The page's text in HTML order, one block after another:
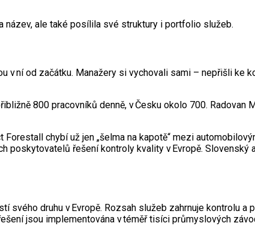
název, ale také posílila své struktury i portfolio služeb.
v ní od začátku. Manažery si vychovali sami – nepřišli
800 pracovníků denně, v Česku okolo 700.
chybí už jen „šelma na kapotě“ mezi
poskytovatelů řešení kontroly kvality v Evropě.
svého druhu v Evropě. Rozsah služeb zahrnuje kontrolu
jsou implementována v téměř tisíci průmyslových